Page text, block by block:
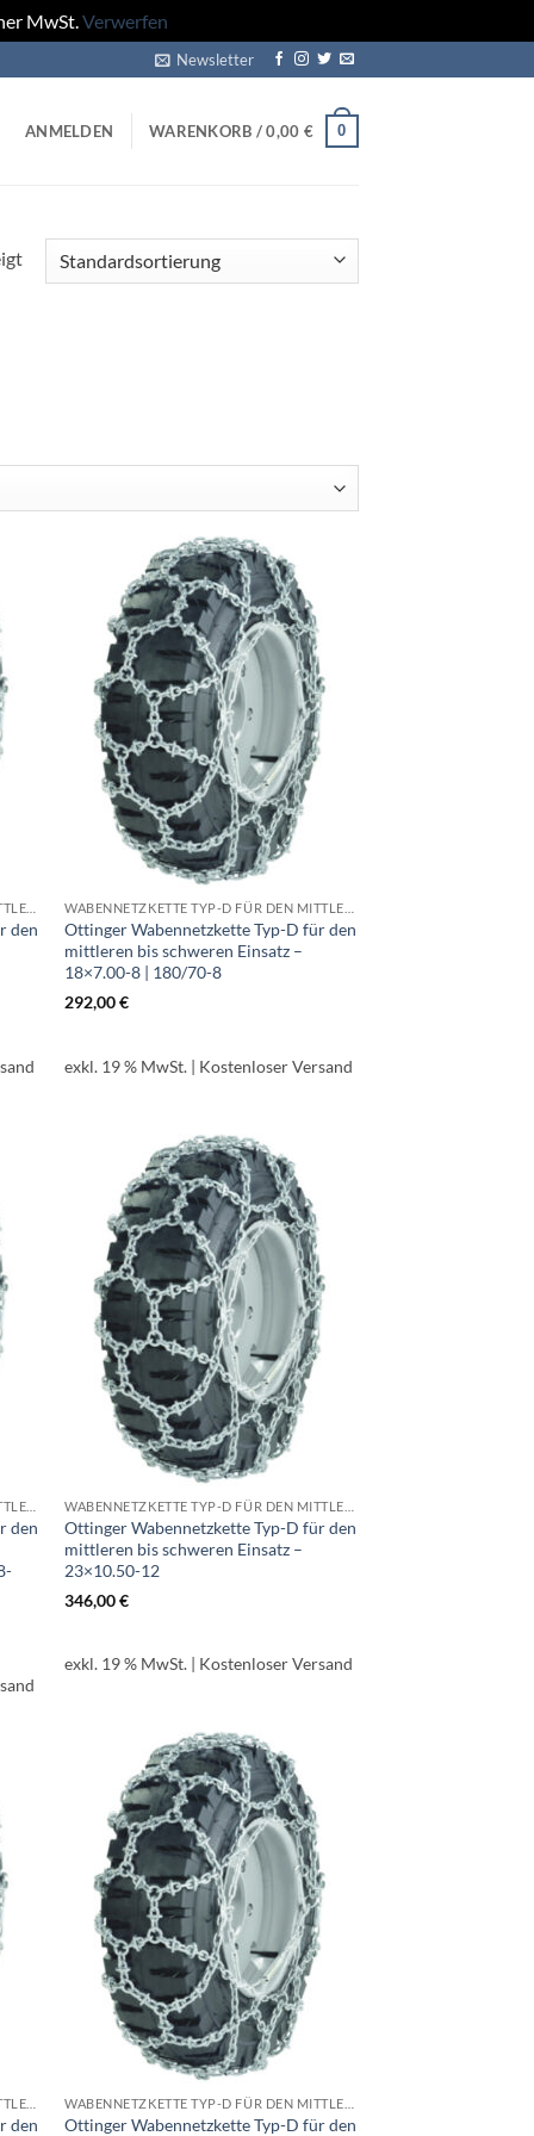
MwSt.Verwerfen
Newsletter
ANMELDEN WARENKORB /0,00 € 0
den
Ottinger Wabennetzkette Typ-D für den
mittleren bis schweren Einsatz –
18×7.00-8 | 180/70-8
292,00€
exkl. 19 % MwSt. | Kostenloser Versand
den
Ottinger Wabennetzkette Typ-D für den
mittleren bis schweren Einsatz –
23×10.50-12
346,00€
exkl. 19 % MwSt. | Kostenloser Versand
den Ottinger Wabennetzkette Typ-D für den